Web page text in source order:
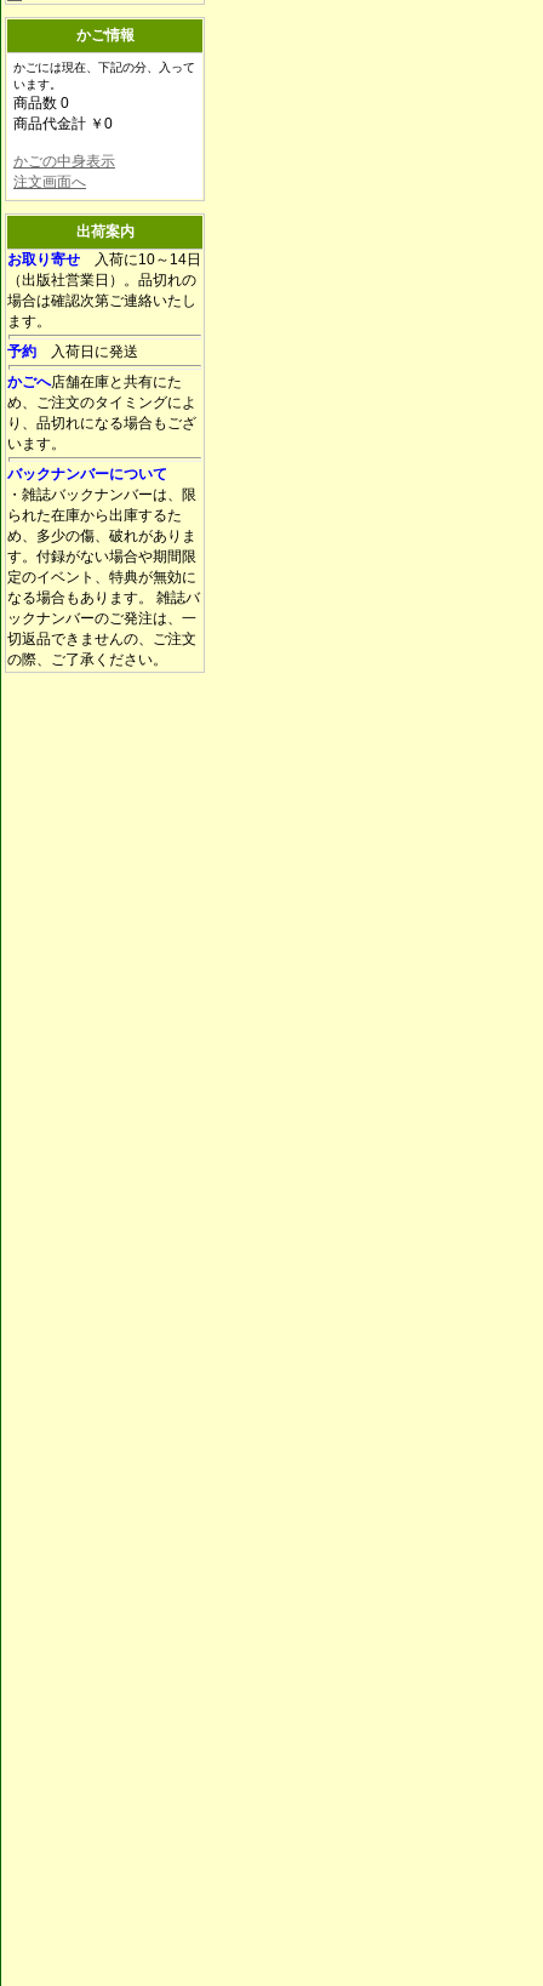
かご情報
かごには現在、下記の分、入って
います。
商品数 0
商品代金計 ￥0
かごの中身表示
注文画面へ
出荷案内
お取り寄せ 入荷に10～14日
（出版社営業日）。品切れの
場合は確認次第ご連絡いたし
ます。
予約 入荷日に発送
かごへ店舗在庫と共有にた
め、ご注文のタイミングによ
り、品切れになる場合もござ
います。
バックナンバーについて
・雑誌バックナンバーは、限
られた在庫から出庫するた
め、多少の傷、破れがありま
す。付録がない場合や期間限
定のイベント、特典が無効に
なる場合もあります。 雑誌バ
ックナンバーのご発注は、一
切返品できませんの、ご注文
の際、ご了承ください。